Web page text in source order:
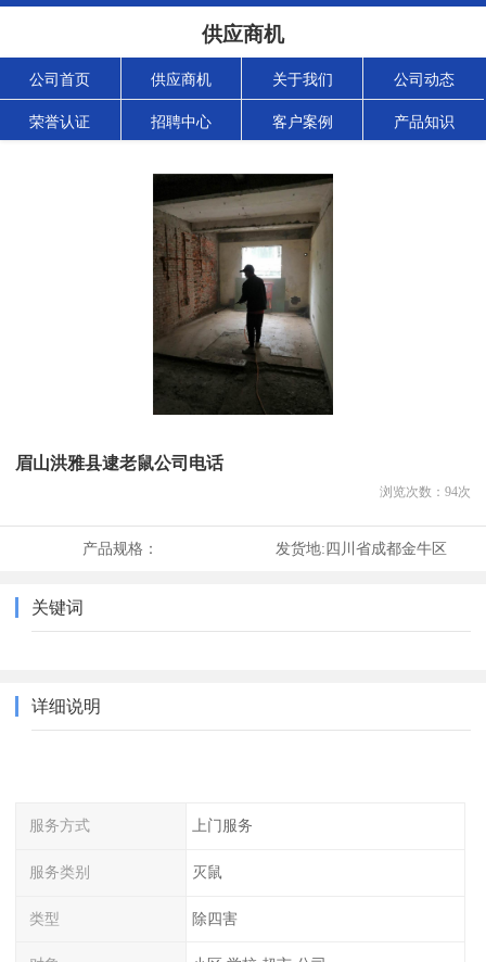
供应商机
公司首页 供应商机 关于我们 公司动态
荣誉认证 招聘中心 客户案例 产品知识
眉山洪雅县逮老鼠公司电话
浏览次数： 94次
产品规格： 发货地:四川省成都金牛区
关键词
详细说明
服务方式 上门服务
服务类别 灭鼠
类型 除四害